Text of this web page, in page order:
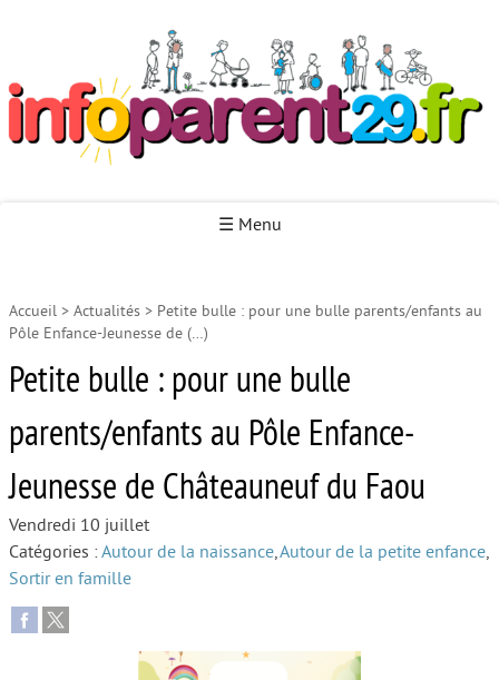
☰ Menu
Accueil
Autour de la petite enfance
Autour de l’enfance
Autour de la jeunesse
Face au deuil
Accueil > Actualités > Petite bulle : pour une bulle parents/enfants au
Pôle Enfance-Jeunesse de (…)
Petite bulle : pour une bulle
parents/enfants au Pôle Enfance-
Jeunesse de Châteauneuf du Faou
Vendredi 10 juillet
Catégories :Autour de la naissance,Autour de la petite enfance,
Sortir en famille